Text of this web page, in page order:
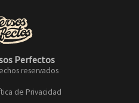
Perfectos
reservados
de Privacidad